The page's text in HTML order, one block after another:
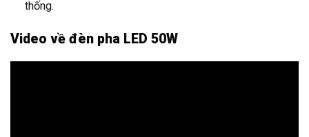
thống.
Video về đèn pha LED 50W